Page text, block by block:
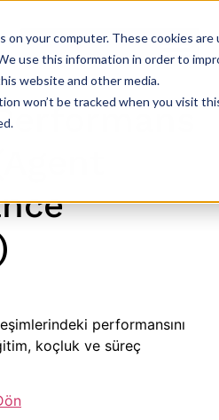
on your computer. These cookies
use this information in order to
website and other media.
won’t be tracked when you visit
performansını
koçluk ve süreç